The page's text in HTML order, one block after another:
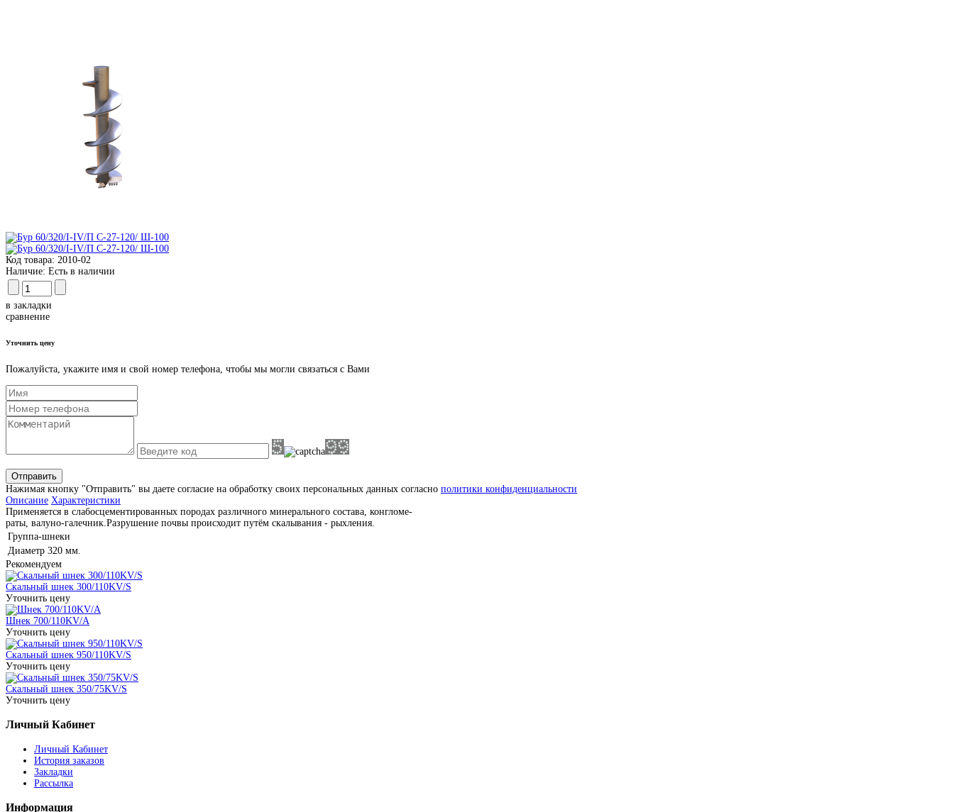
Код товара: 2010-02
Наличие: Есть в наличии
в закладки
сравнение
Уточнить цену
Пожалуйста, укажите имя и свой номер телефона, чтобы мы могли связаться с Вами
Отправить
Нажимая кнопку "Отправить" вы даете согласие на обработку своих персональных данных согласно политики конфиденциальности
Описание Характеристики
Применяется в слабосцементированных породах различного минерального состава, конгломе-
раты, валуно-галечник.Разрушение почвы происходит путём скалывания - рыхления.
Группа-шнеки
Диаметр 320 мм.
Рекомендуем
Скальный шнек 300/110KV/S
Уточнить цену
Шнек 700/110KV/A
Уточнить цену
Скальный шнек 950/110KV/S
Уточнить цену
Скальный шнек 350/75KV/S
Уточнить цену
Личный Кабинет
Личный Кабинет
История заказов
Закладки
Рассылка
Информация